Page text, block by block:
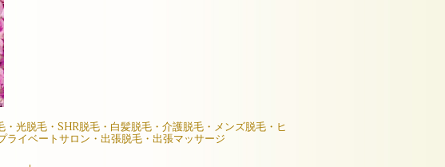
光脱毛・SHR脱毛・白髪脱毛・介護脱毛・メンズ脱毛・ヒ
イベートサロン・出張脱毛・出張マッサージ